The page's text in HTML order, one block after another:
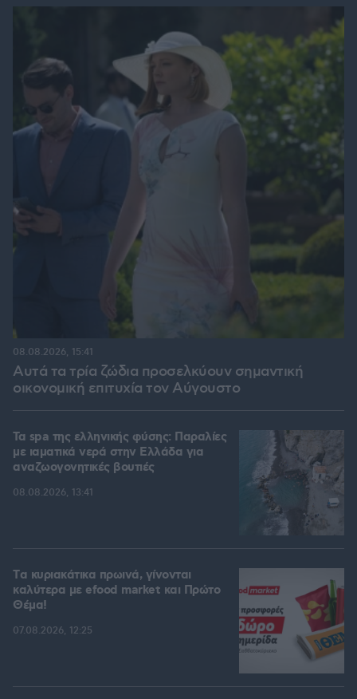
Αυτά τα τρία ζώδια προσελκύουν σημαντική
οικονομική επιτυχία τον Αύγουστο
08.08.2026, 15:41
Τα spa της ελληνικής φύσης: Παραλίες
με ιαματικά νερά στην Ελλάδα για
αναζωογονητικές βουτιές
08.08.2026, 13:41
Tα κυριακάτικα πρωινά, γίνονται
καλύτερα με efood market και Πρώτο
Θέμα!
07.08.2026, 12:25